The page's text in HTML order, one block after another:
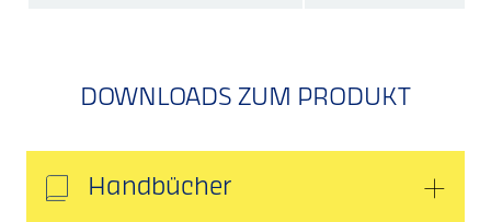
DOWNLOADS ZUM PRODUKT
Handbücher